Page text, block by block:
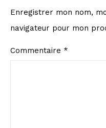
Enregistrer mon nom,
navigateur pour mon
Commentaire *